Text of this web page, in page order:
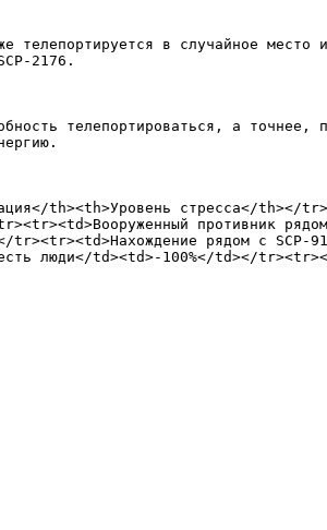
телепортируется в случайное
2176.
телепортироваться, а
th><th>Уровень стресса</th></
противник
рядом с SCP-
люди</td><td>-100%</td></